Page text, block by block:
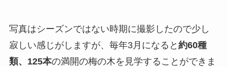
写真はシーズンではない時期に撮影したので少し
寂しい感じがしますが、毎年3月になると 約60種
類、125本の満開の梅の木を見学することができま